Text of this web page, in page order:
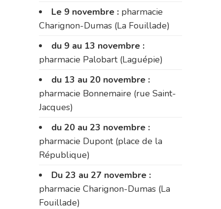
Le 9 novembre : pharmacie
Charignon-Dumas (La Fouillade)
du 9 au 13 novembre :
pharmacie Palobart (Laguépie)
du 13 au 20 novembre :
pharmacie Bonnemaire (rue Saint-
Jacques)
du 20 au 23 novembre :
pharmacie Dupont (place de la
République)
Du 23 au 27 novembre :
pharmacie Charignon-Dumas (La
Fouillade)